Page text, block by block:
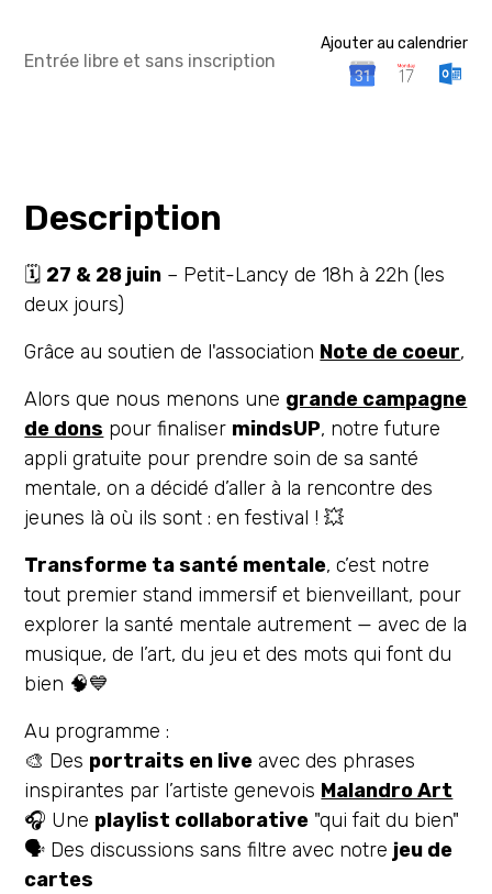
Entrée libre et sans inscription
Ajouter au calendrier
Description
🗓️ 27 & 28 juin – Petit-Lancy de 18h à 22h (les
deux jours)
Grâce au soutien de l'association Note de coeur,
Alors que nous menons une grande campagne
de dons pour finaliser mindsUP, notre future
appli gratuite pour prendre soin de sa santé
mentale, on a décidé d’aller à la rencontre des
jeunes là où ils sont : en festival ! 💥
Transforme ta santé mentale, c’est notre
tout premier stand immersif et bienveillant, pour
explorer la santé mentale autrement — avec de la
musique, de l’art, du jeu et des mots qui font du
bien 🧠💙
Au programme :
🎨 Des portraits en live avec des phrases
inspirantes par l’artiste genevois Malandro Art
🎧 Une playlist collaborative "qui fait du bien"
🗣️ Des discussions sans filtre avec notre jeu de
cartes